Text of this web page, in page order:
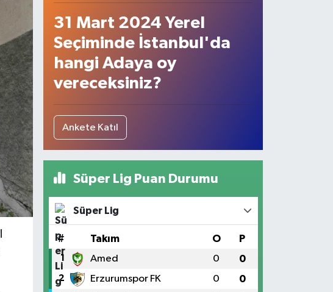
31 Mart 2024 Yerel
Seçiminde İstanbul'da
hangi Adaya oy
vereceksiniz?
Ankete Katıl
Süper Lig Puan Durumu
Süper Lig
# Takım O P
1 Amed 0 0
2 Erzurumspor FK 0 0